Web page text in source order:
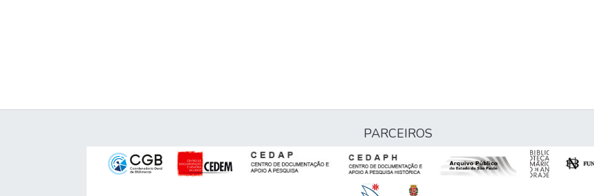
PARCEIROS